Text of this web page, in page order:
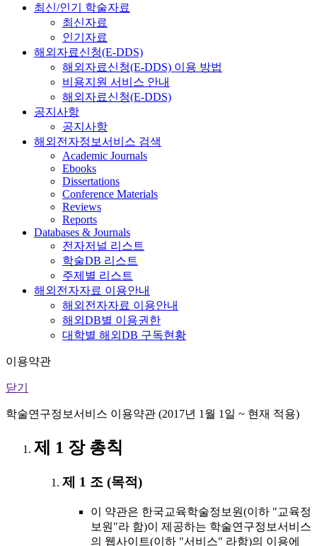
최신/인기 학술자료
최신자료
인기자료
해외자료신청(E-DDS)
해외자료신청(E-DDS) 이용 방법
비용지원 서비스 안내
해외자료신청(E-DDS)
공지사항
공지사항
해외전자정보서비스 검색
Academic Journals
Ebooks
Dissertations
Conference Materials
Reviews
Reports
Databases & Journals
전자저널 리스트
학술DB 리스트
주제별 리스트
해외전자자료 이용안내
해외전자자료 이용안내
해외DB별 이용권한
대학별 해외DB 구독현황
이용약관
닫기
학술연구정보서비스 이용약관 (2017년 1월 1일 ~ 현재 적용)
제 1 장 총칙
제 1 조 (목적)
이 약관은 한국교육학술정보원(이하 "교육정
보원"라 함)이 제공하는 학술연구정보서비스
의 웹사이트(이하 "서비스" 라함)의 이용에